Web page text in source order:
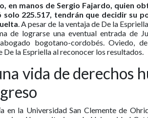
en manos de Sergio Fajardo, quien
solo 225.517, tendrán que decidir su
. A pesar de la ventaja de De la
de lograrse una eventual entrada de
bogotano-cordobés. Oviedo,
la Espriella al reconocer los resultados.
vida de derechos
en la Universidad San Clemente de